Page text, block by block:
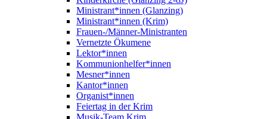
Ministrant*innen (Glanzing)
Ministrant*innen (Krim)
Frauen-/Männer-Ministranten
Vernetzte Ökumene
Lektor*innen
Kommunionhelfer*innen
Mesner*innen
Kantor*innen
Organist*innen
Feiertag in der Krim
Musik-Team Krim